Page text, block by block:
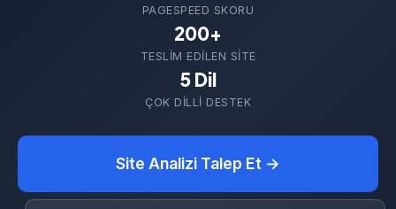
PAGESPEED SKORU
200+
TESLIM EDILEN SITE
5 Dil
ÇOK DILLI DESTEK
Site Analizi Talep Et →